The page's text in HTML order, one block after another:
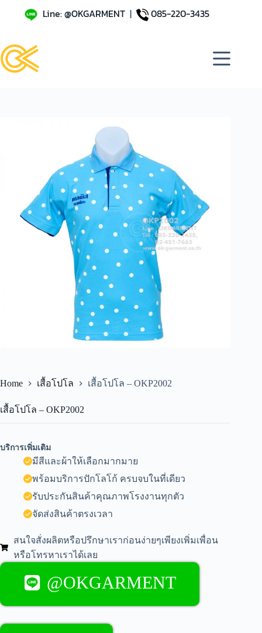
Line: @OKGARMENT| 085-220-3435
Home เสื้อโปโล เสื้อโปโล – OKP2002
เสื้อโปโล – OKP2002
บริการเพิ่มเติม
มีสีและผ้าให้เลือกมากมาย
พร้อมบริการปักโลโก้ ครบจบในที่เดียว
รับประกันสินค้าคุณภาพโรงงานทุกตัว
จัดส่งสินค้าตรงเวลา
สนใจสั่งผลิตหรือปรึกษาเราก่อนง่ายๆเพียงเพิ่มเพื่อน
หรือโทรหาเราได้เลย
@OKGARMENT